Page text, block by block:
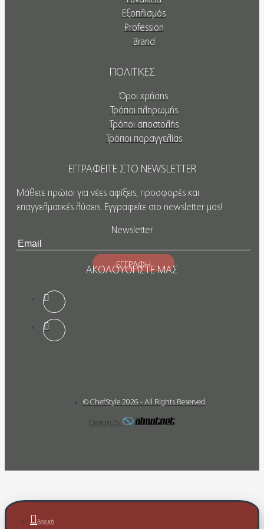
Εξοπλισμός
Profession
Brand
ΠΟΛΙΤΙΚΕΣ
Όροι χρήσης
Τρόποι πληρωμής
Τρόποι αποστολής
Τρόποι παραγγελίας
ΕΓΓΡΑΦΕΙΤΕ ΣΤΟ NEWSLETTER
Μάθετε πρώτοι για νέες αφίξεις, προσφορές και
επαγγελματικές λύσεις. Εγγραφείτε στο newsletter μας!
Newsletter
ΕΓΓΡΑΦΗ
ΑΚΟΛΟΥΘΗΣΤΕ ΜΑΣ
© ChefStyle 2026 - All Rights Reserved
Design by
Αρχική